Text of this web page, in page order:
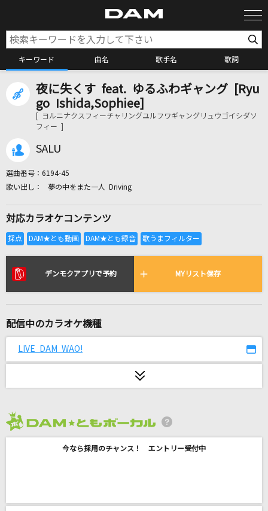
キーワード 曲名 歌手名 歌詞
カラオケ検索
全国りれき
リアルタイムで歌われている曲の一覧
Karma Chameleon [カーマは気まぐれ(ビデオ
瀬戸の花嫁
小柳ルミ子(rumico)
[生音]会いたかった
AKB48
夜に失くす feat. ゆるふわギャング [Ryu
go Ishida,Sophiee]
[ ヨルニナクスフィーチャリングユルフワギャングリュウゴイシダソ
フィー ]
SALU
選曲番号： 6194-45
夢の中をまた一人 Driving
対応カラオケコンテンツ
デンモクアプリで予約 MYリスト保存
配信中のカラオケ機種
LIVE DAM WAO!
今なら採用のチャンス！ エントリー受付中